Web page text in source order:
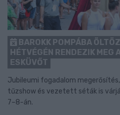
BAROKK POMPÁBA
HÉTVÉGÉN RENDEZIK MEG
ESKÜVŐT
Jubileumi fogadalom
tűzshow és vezetett séták is
7–8-án.